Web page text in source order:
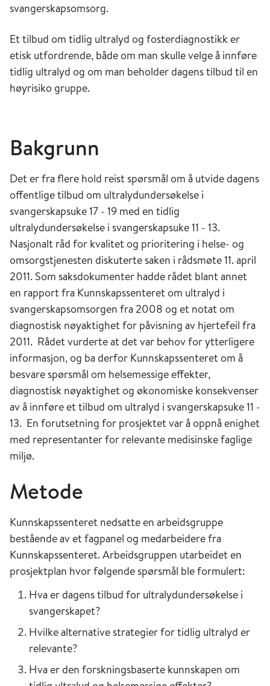
svangerskapsomsorg.
Et tilbud om tidlig ultralyd og fosterdiagnostikk er
etisk utfordrende, både om man skulle velge å innføre
tidlig ultralyd og om man beholder dagens tilbud til en
høyrisiko gruppe.
Bakgrunn
Det er fra flere hold reist spørsmål om å utvide dagens
offentlige tilbud om ultralydundersøkelse i
svangerskapsuke 17 - 19 med en tidlig
ultralydundersøkelse i svangerskapsuke 11 - 13.
Nasjonalt råd for kvalitet og prioritering i helse- og
omsorgstjenesten diskuterte saken i rådsmøte 11. april
2011. Som saksdokumenter hadde rådet blant annet
en rapport fra Kunnskapssenteret om ultralyd i
svangerskapsomsorgen fra 2008 og et notat om
diagnostisk nøyaktighet for påvisning av hjertefeil fra
2011. Rådet vurderte at det var behov for ytterligere
informasjon, og ba derfor Kunnskapssenteret om å
besvare spørsmål om helsemessige effekter,
diagnostisk nøyaktighet og økonomiske konsekvenser
av å innføre et tilbud om ultralyd i svangerskapsuke 11 -
13. En forutsetning for prosjektet var å oppnå enighet
med representanter for relevante medisinske faglige
miljø.
Metode
Kunnskapssenteret nedsatte en arbeidsgruppe
bestående av et fagpanel og medarbeidere fra
Kunnskapssenteret. Arbeidsgruppen utarbeidet en
prosjektplan hvor følgende spørsmål ble formulert:
Hva er dagens tilbud for ultralydundersøkelse i
svangerskapet?
Hvilke alternative strategier for tidlig ultralyd er
relevante?
Hva er den forskningsbaserte kunnskapen om